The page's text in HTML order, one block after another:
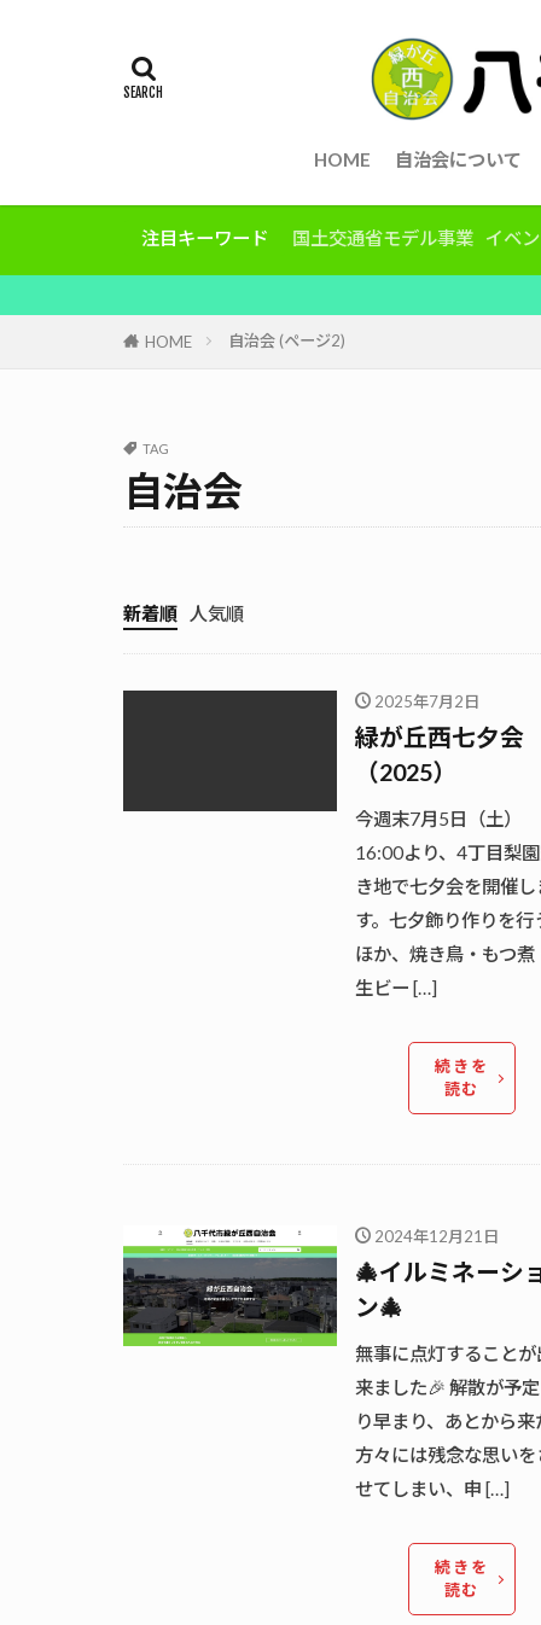
HOME 自治会について
注目キーワード 国土交通省モデル事業 イベ
HOME 自治会 (ページ2)
TAG
自治会
新着順 人気順
2025年7月2日
緑が丘西七夕会
（2025）
今週末7月5日（土）
16:00より、4丁目梨
き地で七夕会を開催し
す。七夕飾り作りを行
ほか、焼き鳥・もつ煮
生ビー […]
続きを
読む
2024年12月21日
🎄イルミネーシ
ン🎄
無事に点灯することが
来ました🎉 解散が予
り早まり、あとから来
方々には残念な思いを
せてしまい、申 […]
続きを
読む